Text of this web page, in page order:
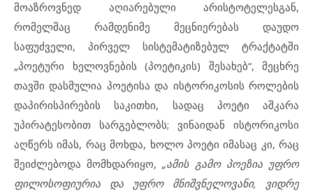
მოაზროვნედ აღიარებული არისტოტელესგან,
რომელმაც რამდენიმე მეცნიერებას დაუდო
საფუძველი, პირველ სისტემატიზებულ ტრაქტატში
„პოეტური ხელოვნების (პოეტიკის) შესახებ“, მეცხრე
თავში დასმულია პოეტისა და ისტორიკოსის როლების
დაპირისპირების საკითხი, სადაც პოეტი აშკარა
უპირატესობით სარგებლობს; ვინაიდან ისტორიკოსი
აღწერს იმას, რაც მოხდა, ხოლო პოეტი იმასაც კი, რაც
შეიძლებოდა მომხდარიყო,„ამის გამო პოეზია უფრო
ფილოსოფიურია და უფრო მნიშვნელოვანი, ვიდრე